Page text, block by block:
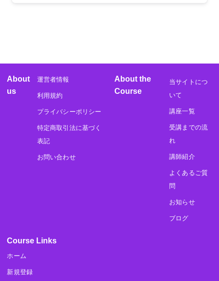
About
us
運営者情報
利用規約
プライバシーポリシー
特定商取引法に基づく
表記
お問い合わせ
About the
Course
当サイトにつ
いて
講座一覧
受講までの流
れ
講師紹介
よくあるご質
問
お知らせ
ブログ
Course Links
ホーム
新規登録